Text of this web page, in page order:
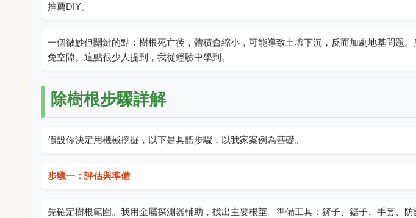
推薦DIY。
一個微妙但關鍵的點：樹根死亡後，體積會縮小，可能導致土壤下沉，反而加劇地基問題
免空隙。這點很少人提到，我從經驗中學到。
除樹根步驟詳解
假設你決定用機械挖掘，以下是具體步驟，以我家案例為基礎。
步驟一：評估與準備
先確定樹根範圍。我用金屬探測器輔助，找出主要根莖。準備工具：鏟子、鋸子、手套、